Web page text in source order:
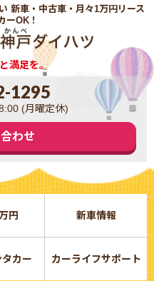
新車・中古車・月々1万円リース
ーOK！
満足を。
1295
(月曜定休)
わせ
円 新車情報
カー カーライフサポート